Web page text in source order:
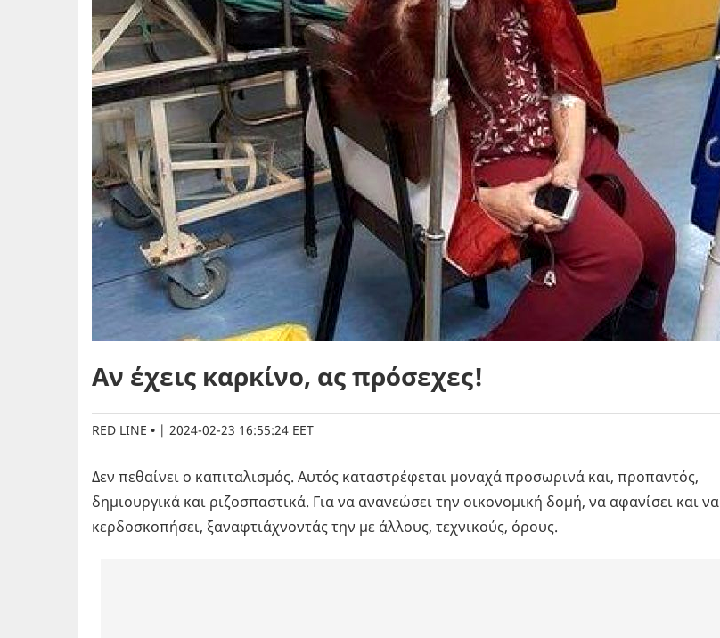
Αν έχεις καρκίνο, ας πρόσεχες!
RED LINE | 2024-02-23 16:55:24 EET
Δεν πεθαίνει ο καπιταλισμός. Αυτός καταστρέφεται μοναχά προσωρινά και, προπαντός,
δημιουργικά και ριζοσπαστικά. Για να ανανεώσει την οικονομική δομή, να αφανίσει και να
κερδοσκοπήσει, ξαναφτιάχνοντάς την με άλλους, τεχνικούς, όρους.